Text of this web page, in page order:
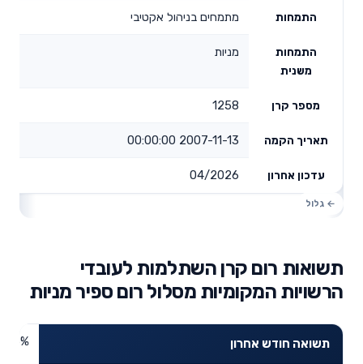
התמחות מתמחים בניהול אקטיבי
התמחות
משנית
מניות
מספר קרן 1258
תאריך הקמה 2007-11-13 00:00:00
עדכון אחרון 04/2026
תשואות רום קרן השתלמות לעובדי
הרשויות המקומיות מסלול רום ספיר מניות
תשואה חודש אחרון